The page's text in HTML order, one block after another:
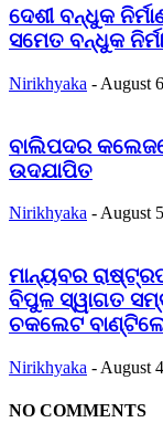
ଦେଶୀ ବନ୍ଧୁକ
ସମେତ ବନ୍ଧୁକ
Nirikhyaka - August
ବାଲିପଦର
ଉଦଯାପିତ
Nirikhyaka - August
ମାନ୍ୟବର
ବିପୁଳ ସ୍ୱାଗତ
ଚକଲେଟ
Nirikhyaka - August
NO COMMENTS